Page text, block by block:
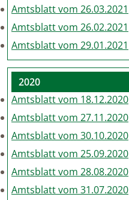
Amtsblatt vom 26.03.2021
Amtsblatt vom 26.02.2021
Amtsblatt vom 29.01.2021
2020
Amtsblatt vom 18.12.2020
Amtsblatt vom 27.11.2020
Amtsblatt vom 30.10.2020
Amtsblatt vom 25.09.2020
Amtsblatt vom 28.08.2020
Amtsblatt vom 31.07.2020